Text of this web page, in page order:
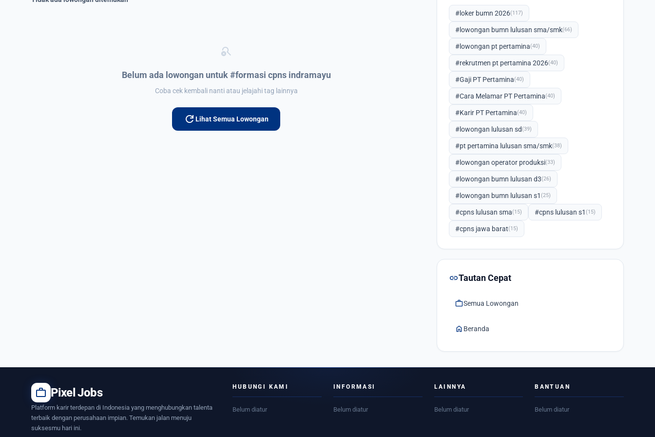
search_off
Belum ada lowongan untuk #formasi cpns indramayu
Coba cek kembali nanti atau jelajahi tag lainnya
refresh Lihat Semua Lowongan
#loker bumn 2026(117)
#lowongan bumn lulusan sma/smk(66)
#lowongan pt pertamina(40)
#rekrutmen pt pertamina 2026(40)
#Gaji PT Pertamina(40)
#Cara Melamar PT Pertamina(40)
#Karir PT Pertamina(40)
#lowongan lulusan sd(39)
#pt pertamina lulusan sma/smk(38)
#lowongan operator produksi(33)
#lowongan bumn lulusan d3(26)
#lowongan bumn lulusan s1 (25)
#cpns lulusan sma(15) #cpns lulusan s1 (15)
#cpns jawa barat(15)
linkTautan Cepat
workSemua Lowongan
home Beranda
work Pixel Jobs
Platform karir terdepan di Indonesia yang menghubungkan talenta
terbaik dengan perusahaan impian. Temukan jalan menuju
suksesmu hari ini.
HUBUNGI KAMI
Belum diatur
INFORMASI
Belum diatur
LAINNYA
Belum diatur
BANTUAN
Belum diatur